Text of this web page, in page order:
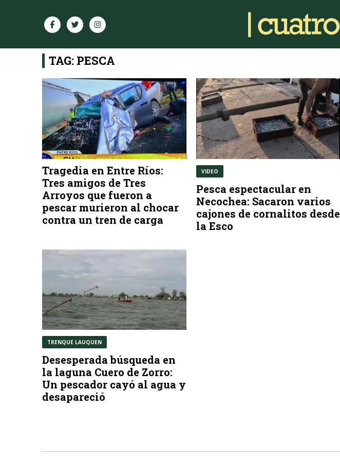
TAG: PESCA
Tragedia en Entre Ríos:
Tres amigos de Tres
Arroyos que fueron a
pescar murieron al chocar
contra un tren de carga
VIDEO
Pesca espectacular en
Necochea: Sacaron varios
cajones de cornalitos desde
la Esco
TRENQUE LAUQUEN
Desesperada búsqueda en
la laguna Cuero de Zorro:
Un pescador cayó al agua y
desapareció